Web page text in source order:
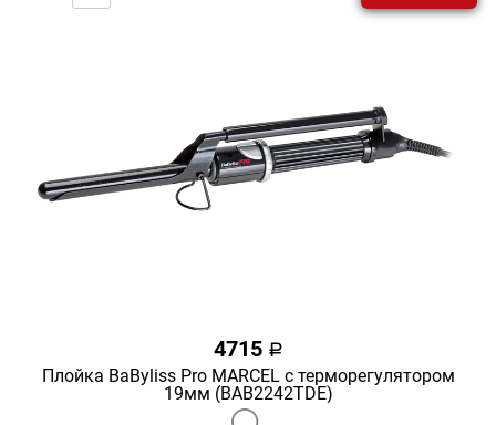
4715 a
Плойка BaByliss Pro MARCEL с терморегулятором
19мм (BAB2242TDE)